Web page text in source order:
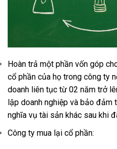
Hoàn trả một phần vốn góp
cổ phần của họ trong công ty
doanh liên tục từ 02 năm trở
lập doanh nghiệp và bảo đảm
nghĩa vụ tài sản khác sau khi
Công ty mua lại cổ phần: